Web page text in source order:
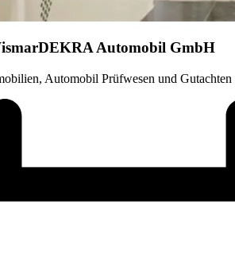
DEKRA Automobil GmbH
Automobil Prüfwesen und Gutachten